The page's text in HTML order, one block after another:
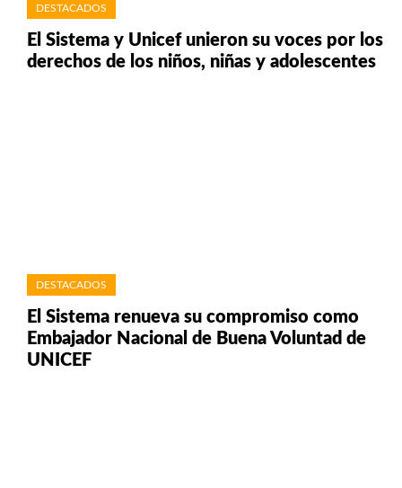
DESTACADOS
El Sistema y Unicef unieron su voces por los
derechos de los niños, niñas y adolescentes
DESTACADOS
El Sistema renueva su compromiso como
Embajador Nacional de Buena Voluntad de
UNICEF